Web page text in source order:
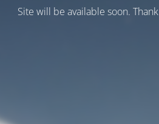
Site will be available soon.